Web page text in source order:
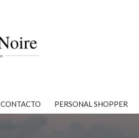
CONTACTO PERSONAL SHOPPER